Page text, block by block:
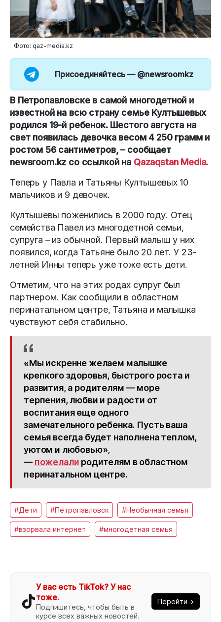
Фото: qaz-media.kz
Присоединяйтесь — @newsroomkz
В Петропавловске в самой многодетной и
известной на всю страну семье Култышевых
родился 19-й ребенок. Шестого августа на
свет появилась девочка весом 4 250 грамм и
ростом 56 сантиметров, – сообщает
newsroom.kz со ссылкой на Qazaqstan Media.
Теперь у Павла и Татьяны Култышевых 10
мальчиков и 9 девочек.
Култышевы поженились в 2000 году. Отец
семейства Павел из многодетной семьи,
супруга – из обычной. Первый малыш у них
появился, когда Татьяне было 20 лет. У 23-
летней Инны теперь уже тоже есть дети.
Отметим, что на этих родах супруг был
партнером. Как сообщили в областном
перинатальном центре, Татьяна и малышка
чувствуют себя стабильно.
«Мы искренне желаем малышке
крепкого здоровья, быстрого роста и
развития, а родителям — море
терпения, любви и радости от
воспитания еще одного
замечательного ребенка. Пусть ваша
семья всегда будет наполнена теплом,
уютом и любовью»,
— пожелали родителям в областном
перинатальном центре.
#Дети #Петропавловск #Необычная семья
#взорвала интернет #многодетная семья
У вас есть TikTok? У нас
тоже.
Подпишитесь, чтобы быть в
курсе всех важных новостей.
Перейти→